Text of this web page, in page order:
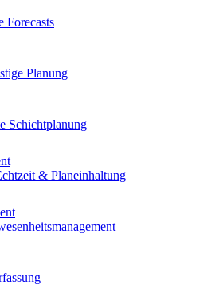
Forecasts
Planung
Schichtplanung
& Planeinhaltung